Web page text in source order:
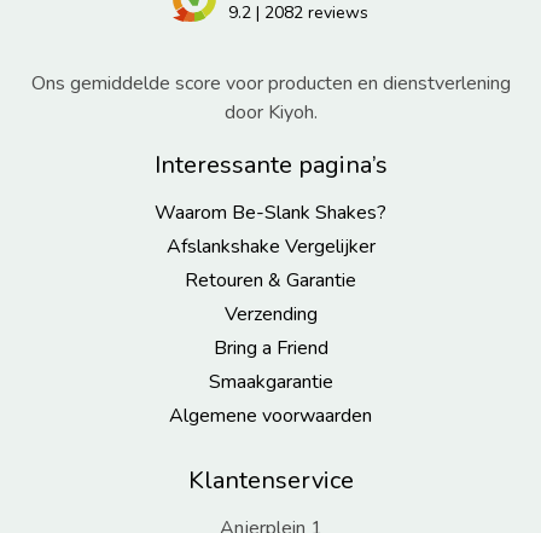
9.2 | 2082 reviews
Ons gemiddelde score voor producten en dienstverlening
door Kiyoh.
Interessante pagina’s
Waarom Be-Slank Shakes?
Afslankshake Vergelijker
Retouren & Garantie
Verzending
Bring a Friend
Smaakgarantie
Algemene voorwaarden
Klantenservice